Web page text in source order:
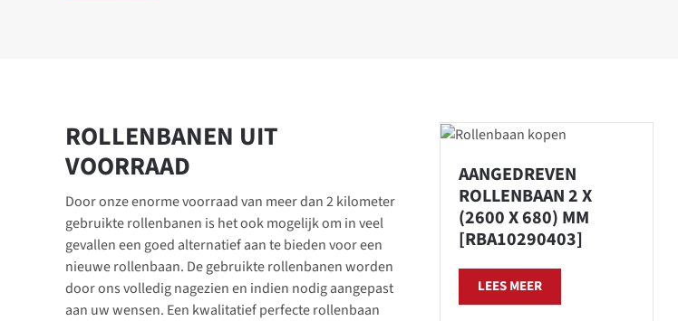
ROLLENBANEN UIT
VOORRAAD
Door onze enorme voorraad van meer dan 2 kilometer
gebruikte rollenbanen is het ook mogelijk om in veel
gevallen een goed alternatief aan te bieden voor een
nieuwe rollenbaan. De gebruikte rollenbanen worden
door ons volledig nagezien en indien nodig aangepast
aan uw wensen. Een kwalitatief perfecte rollenbaan
AANGEDREVEN
ROLLENBAAN 2 X
(2600 X 680) MM
[RBA10290403]
LEES MEER